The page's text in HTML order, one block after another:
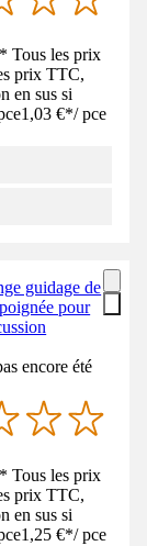
Tous les prix
prix TTC,
en sus si
1,03 €*/ pce
guidage de
pour
encore été
Tous les prix
prix TTC,
en sus si
1,25 €*/ pce